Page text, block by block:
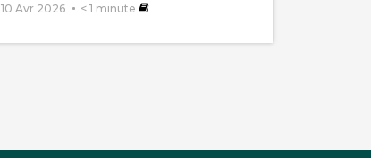
10 Avr 2026 < 1 minute